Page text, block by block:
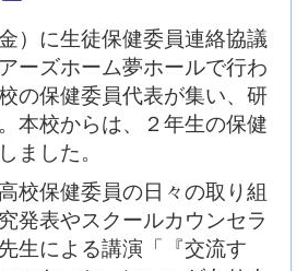
）に生徒保健委員連絡協議
ーズホーム夢ホールで行わ
の保健委員代表が集い、研
本校からは、２年生の保健
ました。
校保健委員の日々の取り組
発表やスクールカウンセラ
生による講演「『交流す